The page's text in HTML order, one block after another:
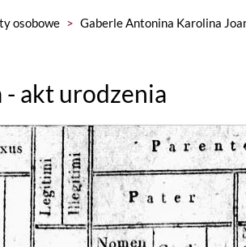
osobowe > Gaberle Antonina Karolina
akt urodzenia